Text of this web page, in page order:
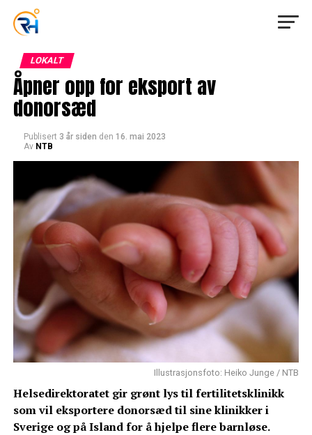
LOKALT
Åpner opp for eksport av
donorsæd
Publisert 3 år siden den 16. mai 2023
Av NTB
Illustrasjonsfoto: Heiko Junge / NTB
Helsedirektoratet gir grønt lys til fertilitetsklinikk
som vil eksportere donorsæd til sine klinikker i
Sverige og på Island for å hjelpe flere barnløse.